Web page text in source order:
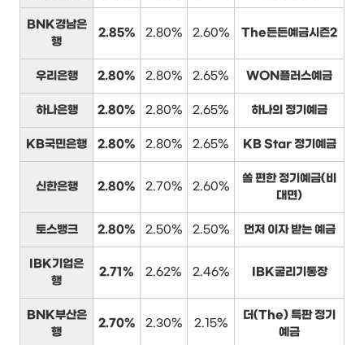
BNK경남은
행
2.85% 2.80% 2.60% The든든예금시즌2
우리은행 2.80% 2.80% 2.65% WON플러스예금
하나은행 2.80% 2.80% 2.65% 하나의 정기예금
KB국민은행 2.80% 2.80% 2.65% KB Star 정기예금
신한은행 2.80% 2.70% 2.60%
쏠 편한 정기예금(비
대면)
토스뱅크 2.80% 2.50% 2.50% 먼저 이자 받는 예금
IBK기업은
행
2.71% 2.62% 2.46% IBK굴리기통장
BNK부산은
행
2.70% 2.30% 2.15%
더(The) 특판 정기
예금